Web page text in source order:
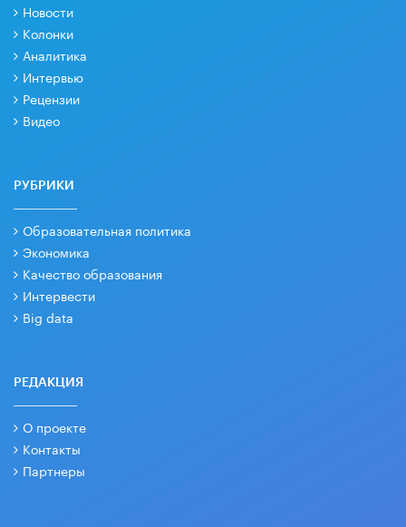
Новости
Колонки
Аналитика
Интервью
Рецензии
Видео
РУБРИКИ
Образовательная политика
Экономика
Качество образования
Интервести
Big data
РЕДАКЦИЯ
О проекте
Контакты
Партнеры